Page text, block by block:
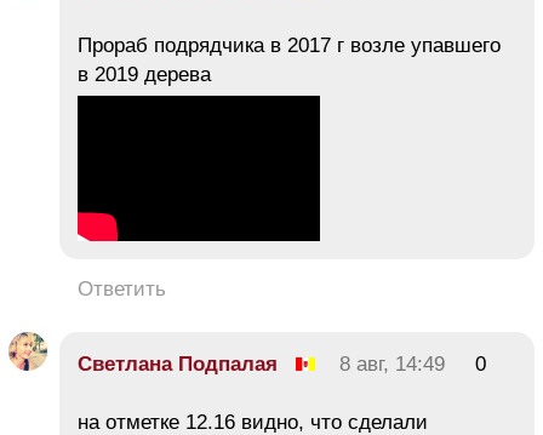
Прораб подрядчика в 2017 г возле упавшего
в 2019 дерева
Ответить
Светлана Подпалая 8 авг, 14:49 0
на отметке 12.16 видно, что сделали